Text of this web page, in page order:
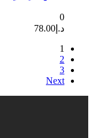
0
د.إ 78.00
1
2
3
Next